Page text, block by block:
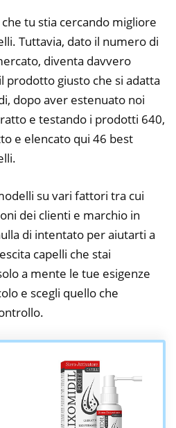
tu stia cercando migliore
Tuttavia, dato il numero di
diventa davvero
prodotto giusto che si adatta
dopo aver estenuato noi
e testando i prodotti 640,
e elencato qui 46 best
su vari fattori tra cui
dei clienti e marchio in
di intentato per aiutarti a
capelli che stai
a mente le tue esigenze
e scegli quello che